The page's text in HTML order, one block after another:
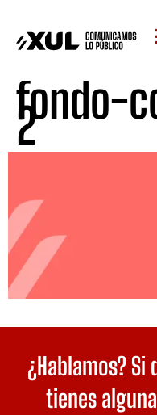
fondo-
2
¿Hablamos?
tienes